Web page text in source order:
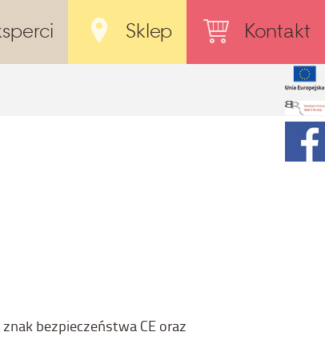
Sklep Kontakt
bezpieczeństwa CE oraz